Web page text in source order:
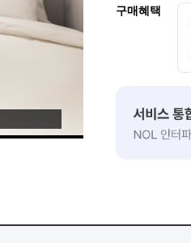
구매혜택